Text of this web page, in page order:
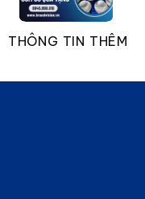
THÔNG TIN THÊM